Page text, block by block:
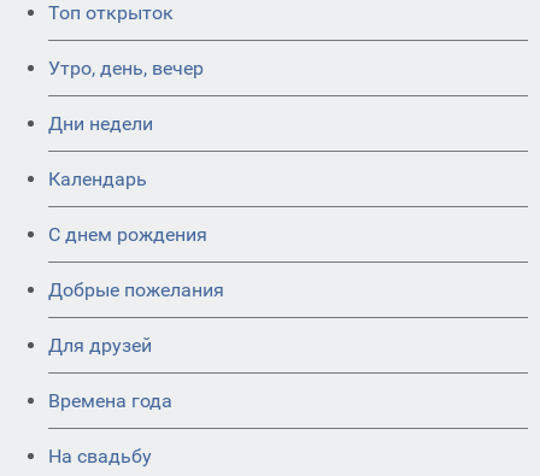
Топ открыток
Утро, день, вечер
Дни недели
Календарь
C днем рождения
Добрые пожелания
Для друзей
Времена года
На свадьбу